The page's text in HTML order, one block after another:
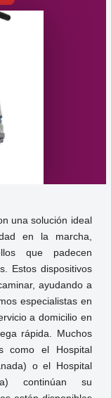
una solución ideal
en la marcha,
que padecen
Estos dispositivos
ayudando a
especialistas en
a domicilio en
rápida. Muchos
como el Hospital
o el Hospital
continúan su